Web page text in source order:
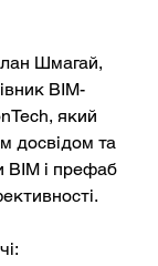
Шмагай,
BIM-
який
досвідом та
BIM і префаб